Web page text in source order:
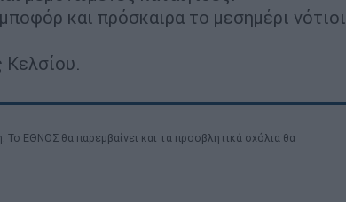
και πρόσκαιρα το μεσημέρι νότιοι
ΕΘΝΟΣ θα παρεμβαίνει και τα προσβλητικά σχόλια θα